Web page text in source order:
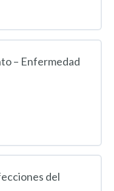
– Enfermedad
del